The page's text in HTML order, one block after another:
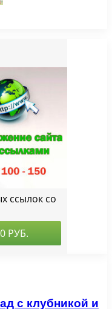
с клубникой и